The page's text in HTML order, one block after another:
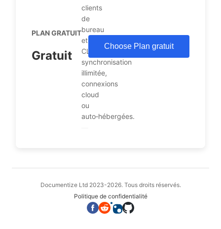
PLAN GRATUIT
Gratuit
clients
de
bureau
et
CLI,
synchronisation
illimitée,
connexions
cloud
ou
auto‑hébergées.
Choose Plan gratuit
Documentize Ltd 2023-2026. Tous droits réservés.
Politique de confidentialité